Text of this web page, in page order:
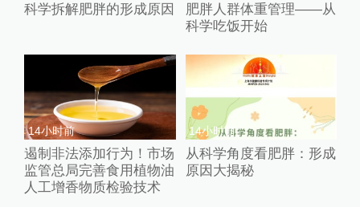
科学拆解肥胖的形成原因
肥胖人群体重管理——从
科学吃饭开始
14小时前
遏制非法添加行为！市场
监管总局完善食用植物油
人工增香物质检验技术
14小时前
从科学角度看肥胖：形成
原因大揭秘